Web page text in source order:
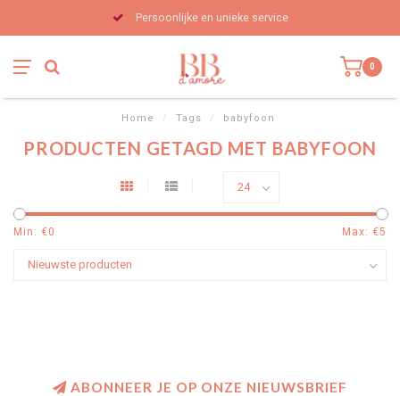
Persoonlijke en unieke service
0
Home / Tags / babyfoon
PRODUCTEN GETAGD MET BABYFOON
Min: €0 Max: €5
ABONNEER JE OP ONZE NIEUWSBRIEF